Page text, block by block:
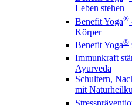
Leben stehen
Benefit Yoga®
Körper
Benefit Yoga®
Immunkraft
Ayurveda
Schultern,
mit